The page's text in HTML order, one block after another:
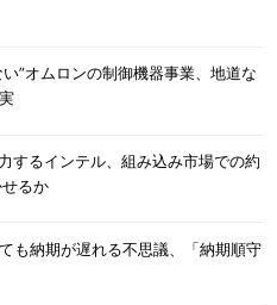
”オムロンの制御機器事業、地道な
するインテル、組み込み市場での約
るか
も納期が遅れる不思議、「納期順守